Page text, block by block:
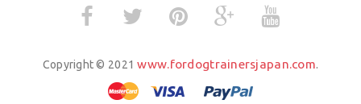
Copyright © 2021www.fordogtrainersjapan.com.